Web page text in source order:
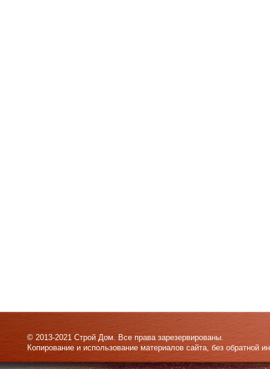
© 2013-2021 Строй Дом. Все права зарезервированы.
Копирование и использование материалов сайта, без обратной